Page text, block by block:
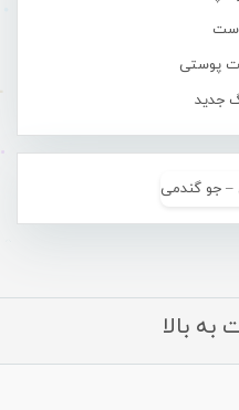
پوستی
جدید
به بالا